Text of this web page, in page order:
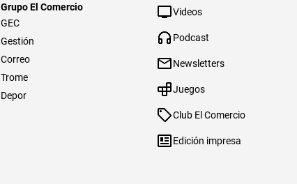
Grupo El Comercio
GEC
Gestión
Correo
Trome
Depor
Videos
Podcast
Newsletters
Juegos
Club El Comercio
Edición impresa